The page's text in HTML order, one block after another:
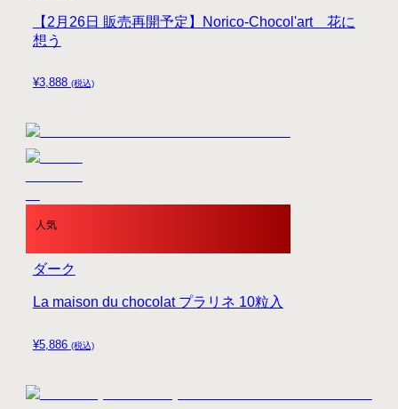
¥3,888 (税込)
【2月26日 販売再開予定】Norico-Chocol'art 花に
想う
人気
¥5,886 (税込)
La maison du chocolat プラリネ 10粒入
ダーク